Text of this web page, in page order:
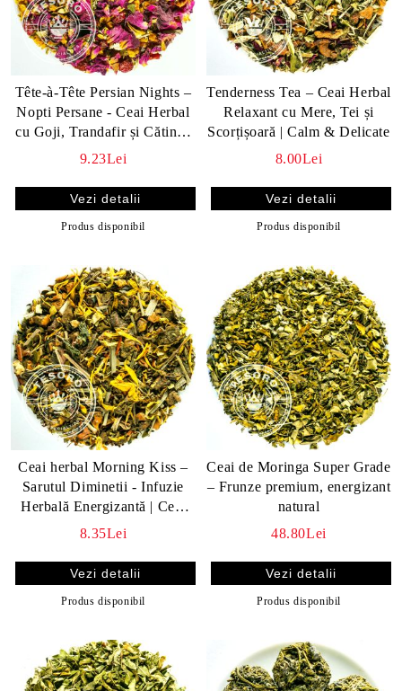
Tête-à-Tête Persian Nights –
Nopti Persane - Ceai Herbal
cu Goji, Trandafir și Cătină |
Relaxare & Revigorare
9.23Lei
Vezi detalii
Produs disponibil
Tenderness Tea – Ceai Herbal
Relaxant cu Mere, Tei și
Scorțișoară | Calm & Delicate
8.00Lei
Vezi detalii
Produs disponibil
Ceai herbal Morning Kiss –
Sarutul Diminetii - Infuzie
Herbală Energizantă | Ceai
Natural cu Mate, Guarana si
8.35Lei
Vezi detalii
Produs disponibil
Ceai de Moringa Super Grade
– Frunze premium, energizant
natural
48.80Lei
Vezi detalii
Produs disponibil